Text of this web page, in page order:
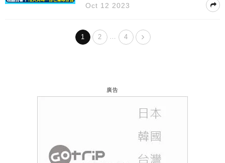
Oct 12 2023
1 2 … 4
廣告